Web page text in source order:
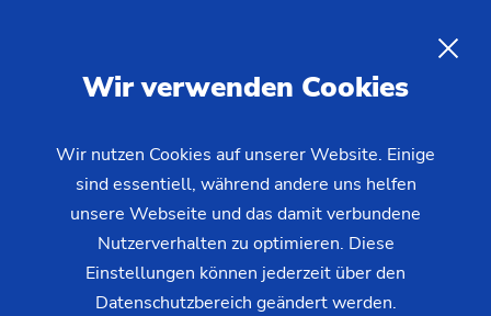
Startseite Produkte & Services
Maschinen
Muffenbearbeitungsmaschinen
VSC 400 / VSC 400 DUO
Wir verwenden Cookies
Wir nutzen Cookies auf unserer Website. Einige
sind essentiell, während andere uns helfen
unsere Webseite und das damit verbundene
Nutzerverhalten zu optimieren. Diese
Einstellungen können jederzeit über den
Datenschutzbereich geändert werden.